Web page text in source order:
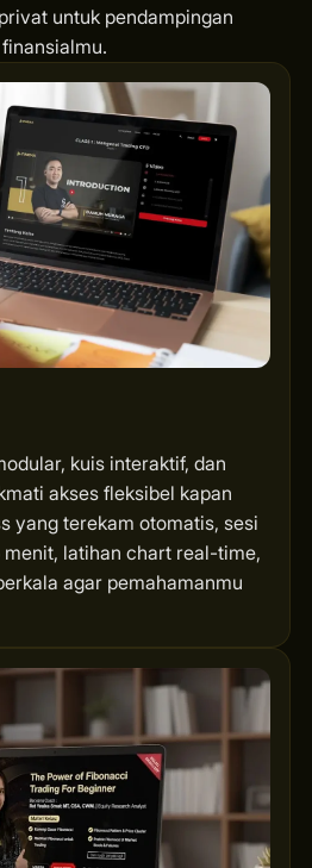
untuk pendampingan
kuis interaktif, dan
akses fleksibel kapan
yang terekam otomatis, sesi
menit, latihan chart real-time,
agar pemahamanmu